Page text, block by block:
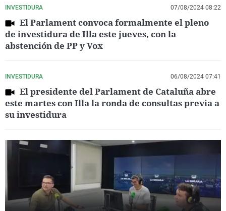
INVESTIDURA 07/08/2024 08:22
El Parlament convoca formalmente el pleno
de investidura de Illa este jueves, con la
abstención de PP y Vox
INVESTIDURA 06/08/2024 07:41
El presidente del Parlament de Cataluña abre
este martes con Illa la ronda de consultas previa a
su investidura